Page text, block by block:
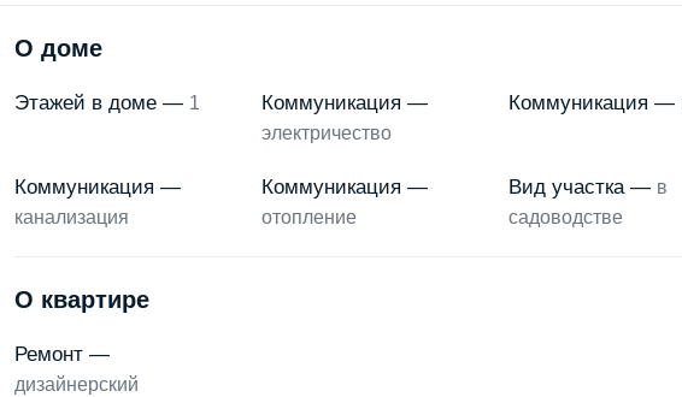
О доме
Этажей в доме — 1 Коммуникация —
электричество
Коммуникация —
Коммуникация —
канализация
Коммуникация —
отопление
Вид участка — в
садоводстве
О квартире
Ремонт —
дизайнерский